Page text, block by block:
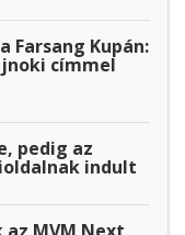
Farsang Kupán:
címmel
pedig az
indult
MVM Next